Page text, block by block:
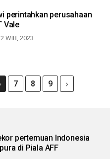
perintahkan perusahaan
Vale
WIB, 2023
7 8 9
pertemuan Indonesia
di Piala AFF